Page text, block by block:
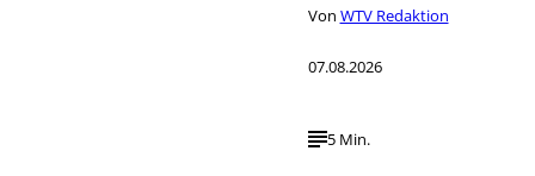
Von WTV Redaktion
07.08.2026
5 Min.